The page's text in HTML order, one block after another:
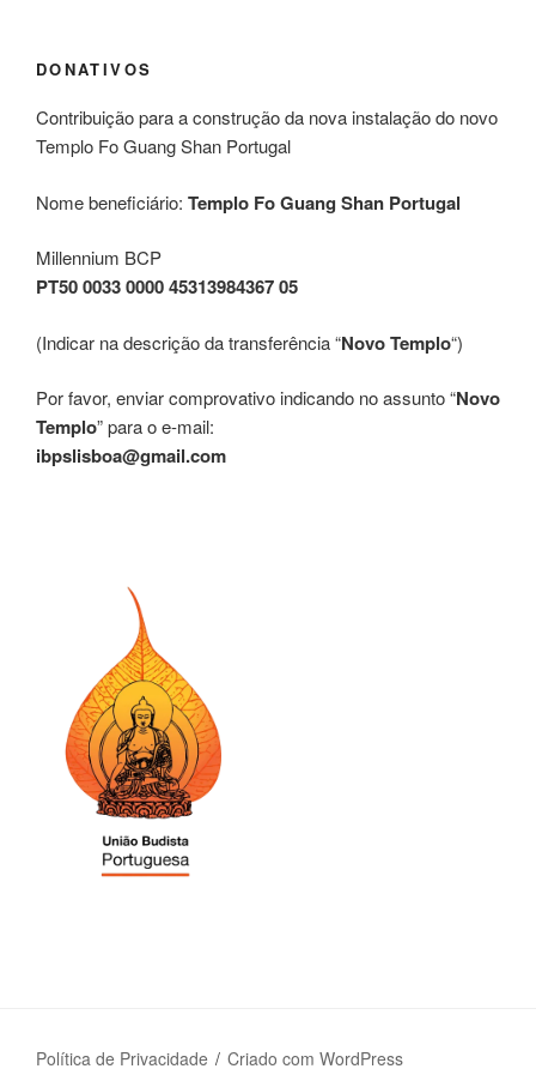
DONATIVOS
Contribuição para a construção da nova instalação do novo
Templo Fo Guang Shan Portugal
Nome beneficiário: Templo Fo Guang Shan Portugal
Millennium BCP
PT50 0033 0000 45313984367 05
(Indicar na descrição da transferência “Novo Templo“)
Por favor, enviar comprovativo indicando no assunto “Novo
Templo” para o e-mail:
ibpslisboa@gmail.com
Política de Privacidade Criado com WordPress